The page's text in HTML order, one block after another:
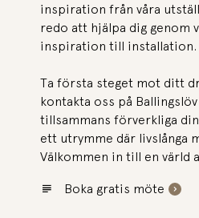
inspiration från våra
redo att hjälpa dig genom
inspiration till installation.
Ta första steget mot ditt
kontakta oss på
tillsammans förverkliga
ett utrymme där livslånga
Välkommen in till en värld
Boka gratis möte